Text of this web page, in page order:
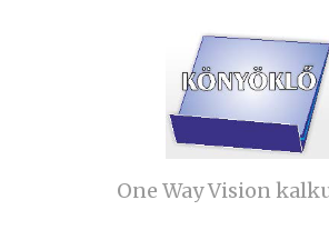
One Way Vision